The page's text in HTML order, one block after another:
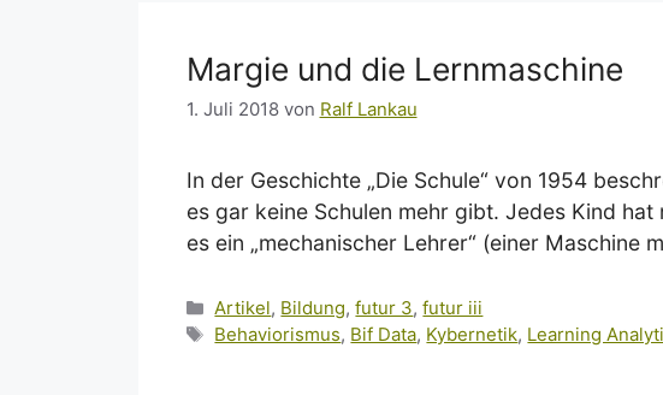
Margie und die Lernmaschine
1. Juli 2018 von Ralf Lankau
In der Geschichte „Die Schule“ von 1954
es gar keine Schulen mehr gibt. Jedes Kind
es ein „mechanischer Lehrer“ (einer
Kategorien
Artikel, Bildung,futur 3,futur iii
Schlagwörter
Behaviorismus, Bif Data, Kybernetik, Learning